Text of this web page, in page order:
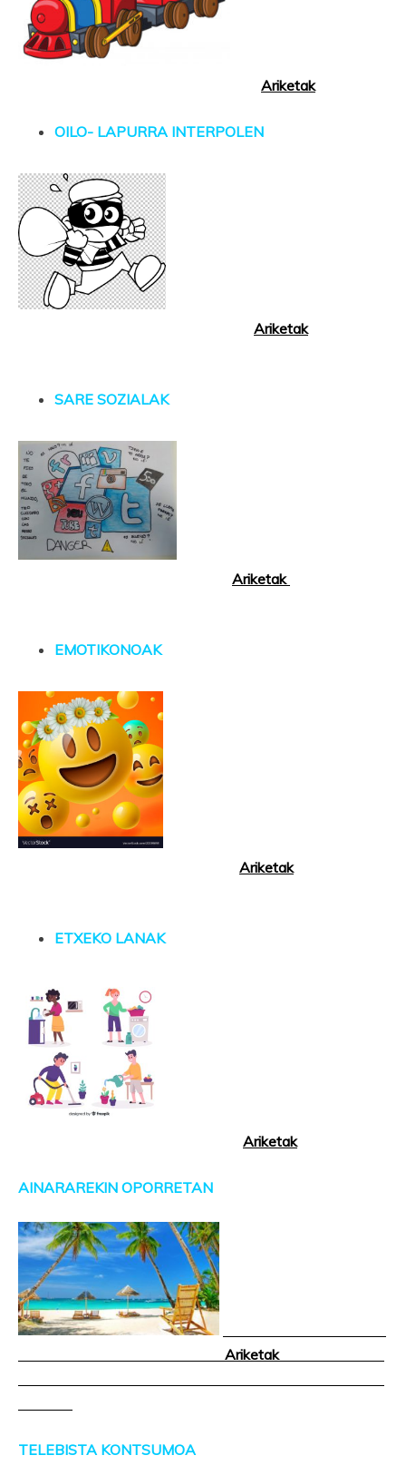
Ariketak
OILO- LAPURRA INTERPOLEN
Ariketak
SARE SOZIALAK
Ariketak
EMOTIKONOAK
Ariketak
ETXEKO LANAK
Ariketak
AINARAREKIN OPORRETAN
Ariketak
TELEBISTA KONTSUMOA